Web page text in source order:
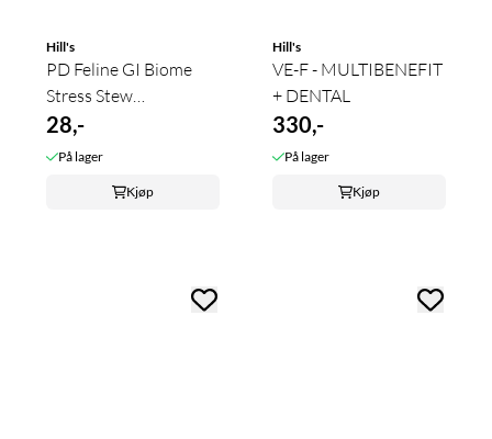
Hill's
PD Feline GI Biome
Stress Stew
Chicken&Vegetables ...
28,-
På lager
Kjøp
Hill's
VE-F - MULTIBENEFIT
+ DENTAL
330,-
På lager
Kjøp